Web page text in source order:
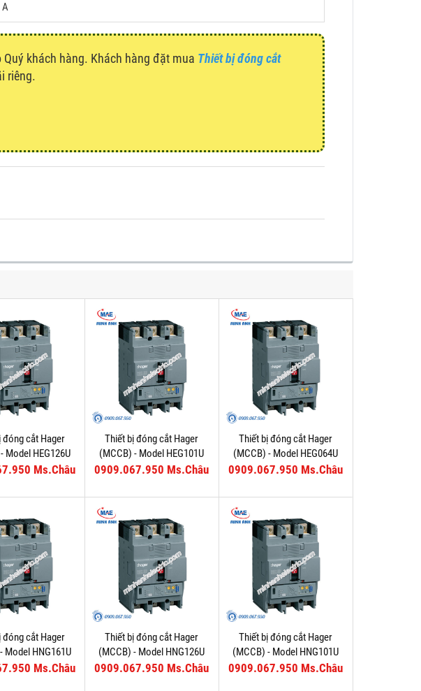
A
khách hàng. Khách hàng đặt mua Thiết bị đóng cắt
riêng.
đóng cắt Hager
Model HEG126U
Ms.Châu
Thiết bị đóng cắt Hager
(MCCB) - Model HEG101U
0909.067.950 Ms.Châu
Thiết bị đóng cắt Hager
(MCCB) - Model HEG064U
0909.067.950 Ms.Châu
đóng cắt Hager
Model HNG161U
Ms.Châu
Thiết bị đóng cắt Hager
(MCCB) - Model HNG126U
0909.067.950 Ms.Châu
Thiết bị đóng cắt Hager
(MCCB) - Model HNG101U
0909.067.950 Ms.Châu